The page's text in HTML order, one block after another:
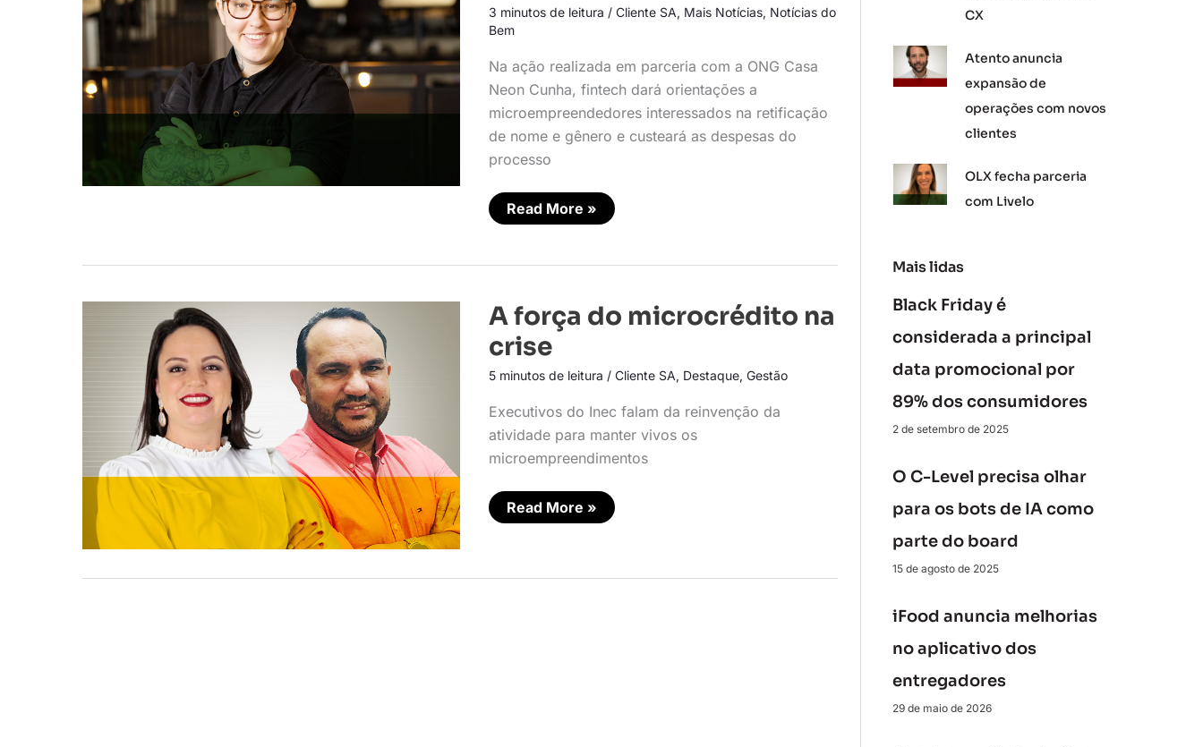
3 minutos de leitura / Cliente SA, Mais Notícias, Notícias do
Bem
Na ação realizada em parceria com a ONG Casa
Neon Cunha, fintech dará orientações a
microempreendedores interessados na retificação
de nome e gênero e custeará as despesas do
processo
retificar
nomes
Read More »
A força do microcrédito na
crise
5 minutos de leitura / Cliente SA, Destaque, Gestão
Executivos do Inec falam da reinvenção da
atividade para manter vivos os
microempreendimentos
A
força
do
microcrédito
crise
Read More »
CX
Atento anuncia
expansão de
operações com novos
clientes
OLX fecha parceria
com Livelo
Mais lidas
Black Friday é
considerada a principal
data promocional por
89% dos consumidores
2 de setembro de 2025
O C-Level precisa olhar
para os bots de IA como
parte do board
15 de agosto de 2025
iFood anuncia melhorias
no aplicativo dos
entregadores
29 de maio de 2026